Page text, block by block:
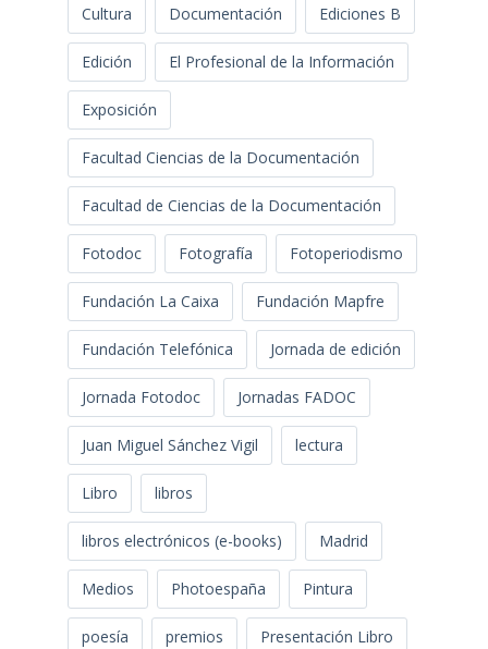
Cultura Documentación Ediciones B
Edición El Profesional de la Información
Exposición
Facultad Ciencias de la Documentación
Facultad de Ciencias de la Documentación
Fotodoc Fotografía Fotoperiodismo
Fundación La Caixa Fundación Mapfre
Fundación Telefónica Jornada de edición
Jornada Fotodoc Jornadas FADOC
Juan Miguel Sánchez Vigil lectura
Libro libros
libros electrónicos (e-books) Madrid
Medios Photoespaña Pintura
poesía premios Presentación Libro